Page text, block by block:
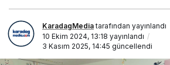
KaradagMediatarafından yayınlandı
10 Ekim 2024, 13:18 yayınlandı
3 Kasım 2025, 14:45 güncellendi